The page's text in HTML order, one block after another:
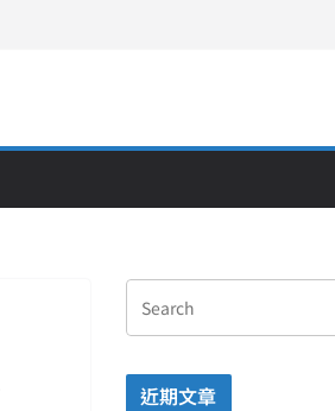
近期文章